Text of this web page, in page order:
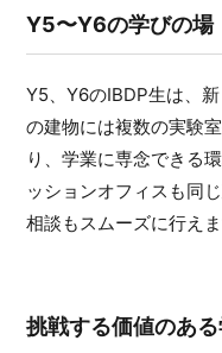
Y5〜Y6の学びの場
Y5、Y6のIBDP生は、
の建物には複数の実験
り、学業に専念できる
ッションオフィスも同
相談もスムーズに行えま
挑戦する価値のあ